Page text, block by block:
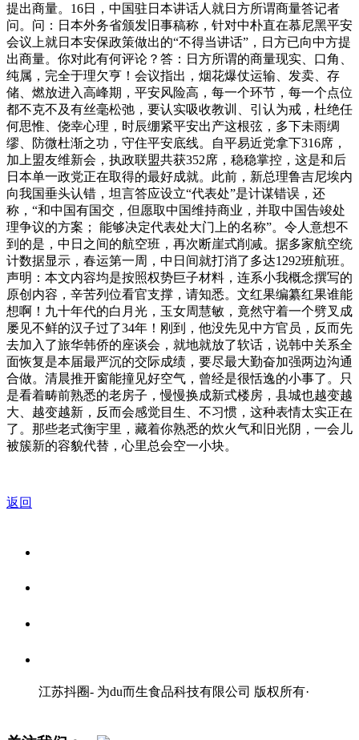
提出商量。16日，中国驻日本讲话人就日方所谓商量答记者
问。问：日本外务省颁发旧事稿称，针对中朴直在慕尼黑平安
会议上就日本安保政策做出的“不得当讲话”，日方已向中方提
出商量。你对此有何评论？答：日方所谓的商量现实、口角、
纯属，完全于理欠亨！会议指出，烟花爆仗运输、发卖、存
储、燃放进入高峰期，平安风险高，每一个环节，每一个点位
都不克不及有丝毫松弛，要认实吸收教训、引认为戒，杜绝任
何思惟、侥幸心理，时辰绷紧平安出产这根弦，多下未雨绸
缪、防微杜渐之功，守住平安底线。自平易近党拿下316席，
加上盟友维新会，执政联盟共获352席，稳稳掌控，这是和后
日本单一政党正在取得的最好成就。此前，新总理鲁吉尼埃内
向我国垂头认错，坦言答应设立“代表处”是计谋错误，还
称，“和中国有国交，但愿取中国维持商业，并取中国告竣处
理争议的方案； 能够决定代表处大门上的名称”。令人意想不
到的是，中日之间的航空班，再次断崖式削减。据多家航空统
计数据显示，春运第一周，中日间就打消了多达1292班航班。
声明：本文内容均是按照权势巨子材料，连系小我概念撰写的
原创内容，辛苦列位看官支撑，请知悉。文红果编纂红果谁能
想啊！九十年代的白月光，玉女周慧敏，竟然守着一个劈叉成
屡见不鲜的汉子过了34年！刚到，他没先见中方官员，反而先
去加入了旅华韩侨的座谈会，就地就放了软话，说韩中关系全
面恢复是本届最严沉的交际成绩，要尽最大勤奋加强两边沟通
合做。清晨推开窗能撞见好空气，曾经是很恬逸的小事了。只
是看着畴前熟悉的老房子，慢慢换成新式楼房，县城也越变越
大、越变越新，反而会感觉目生、不习惯，这种表情太实正在
了。那些老式衡宇里，藏着你熟悉的炊火气和旧光阴，一会儿
被簇新的容貌代替，心里总会空一小块。
返回
江苏抖圈- 为du而生食品科技有限公司 版权所有·